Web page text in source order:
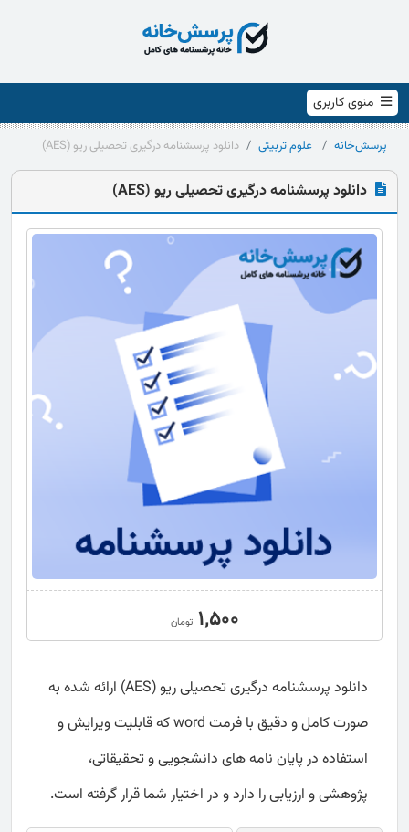
منوی کاربری
پرسش‌خانه علوم تربیتی دانلود پرسشنامه درگیری تحصیلی ریو (AES)
دانلود پرسشنامه درگیری تحصیلی ریو (AES)
1,500 تومان
دانلود پرسشنامه درگیری تحصیلی ریو (AES) ارائه شده به
صورت کامل و دقیق با فرمت word که قابلیت ویرایش و
استفاده در پایان نامه های دانشجویی و تحقیقاتی،
پژوهشی و ارزیابی را دارد و در اختیار شما قرار گرفته است.